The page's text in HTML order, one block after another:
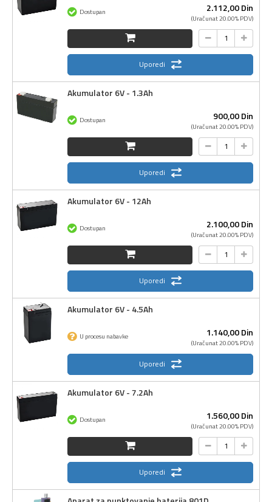
2.112,00Din
(Uračunat 20.00% PDV)
Dostupan
Uporedi
Akumulator 6V - 1.3Ah
900,00Din
(Uračunat 20.00% PDV)
Dostupan
Uporedi
Akumulator 6V - 12Ah
2.100,00Din
(Uračunat 20.00% PDV)
Dostupan
Uporedi
Akumulator 6V - 4.5Ah
1.140,00Din
(Uračunat 20.00% PDV)
U procesu nabavke
Uporedi
Akumulator 6V - 7.2Ah
1.560,00Din
(Uračunat 20.00% PDV)
Dostupan
Uporedi